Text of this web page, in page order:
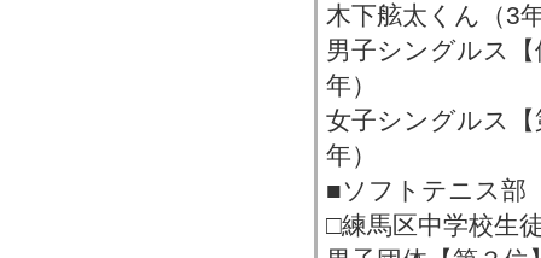
木下舷太くん（3
男子シングルス
年）
女子シングルス
年）
■ソフトテニス部
□練馬区中学校生